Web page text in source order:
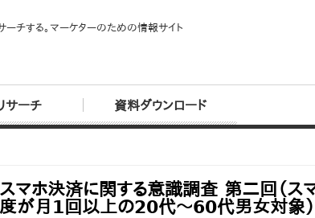
ーチする。マーケターのための情報サイト
サーチ 資料ダウンロード
スマホ決済に関する意識調査 第二回（ス
度が月1回以上の20代～60代男女対象）